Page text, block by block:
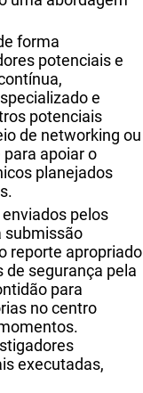
forma
potenciais e
e
potenciais
de networking ou
apoiar o
planejados
pelos
submissão
reporte apropriado
de segurança pela
para
no centro
executadas,